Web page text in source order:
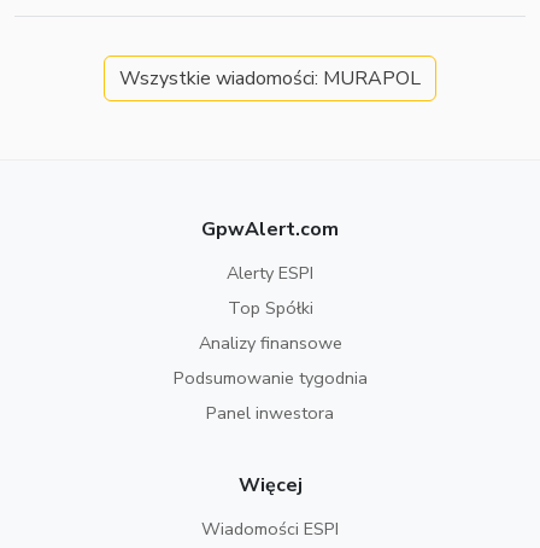
Wszystkie wiadomości: MURAPOL
GpwAlert.com
Alerty ESPI
Top Spółki
Analizy finansowe
Podsumowanie tygodnia
Panel inwestora
Więcej
Wiadomości ESPI